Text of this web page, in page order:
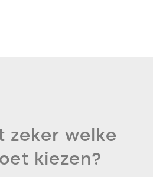
zeker welke
kiezen?